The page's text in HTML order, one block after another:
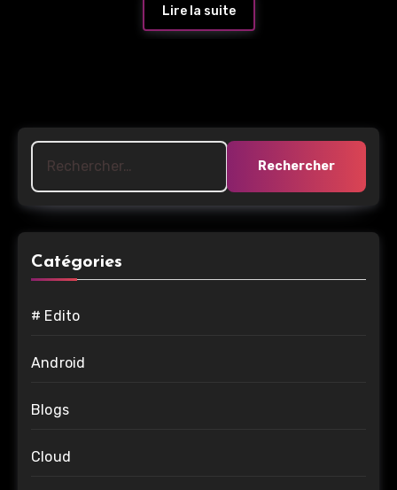
Lire la suite
Rechercher :
Catégories
# Edito
Android
Blogs
Cloud